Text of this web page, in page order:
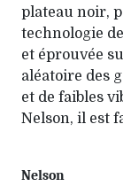
plateau noir,
technologie
et éprouvée
aléatoire des
et de faibles
Nelson, il est
Nelson